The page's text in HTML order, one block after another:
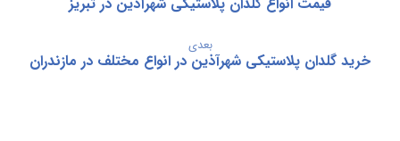
بعدی
خرید گلدان پلاستیکی شهرآذین در انواع مختلف در مازندران